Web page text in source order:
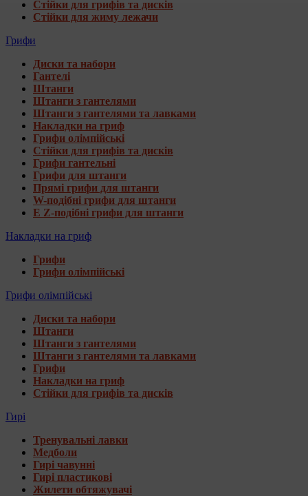
Стійки для грифів та дисків
Стійки для жиму лежачи
Грифи
Диски та набори
Гантелі
Штанги
Штанги з гантелями
Штанги з гантелями та лавками
Накладки на гриф
Грифи олімпійські
Стійки для грифів та дисків
Грифи гантельні
Грифи для штанги
Прямі грифи для штанги
W-подібні грифи для штанги
E Z-подібні грифи для штанги
Накладки на гриф
Грифи
Грифи олімпійські
Грифи олімпійські
Диски та набори
Штанги
Штанги з гантелями
Штанги з гантелями та лавками
Грифи
Накладки на гриф
Стійки для грифів та дисків
Гирі
Тренувальні лавки
Медболи
Гирі чавунні
Гирі пластикові
Жилети обтяжувачі